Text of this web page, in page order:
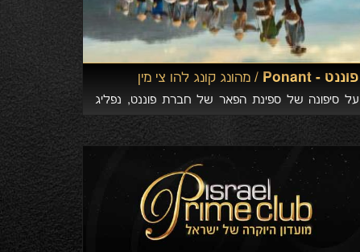
פוננט - Ponant / מהונג קונג להו צי מין
על סיפונה של ספינת הפאר של חברת פוננט, נפליג
מהונג קונג ונהנה משיט במעמקי תרבות עתיקה
ומפוארת.